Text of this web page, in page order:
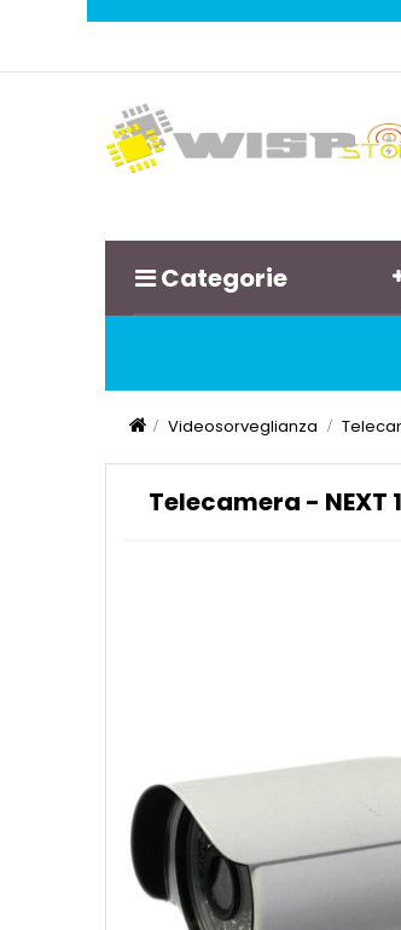
Categorie
Videosorveglianza
Telecamera - NEXT 1